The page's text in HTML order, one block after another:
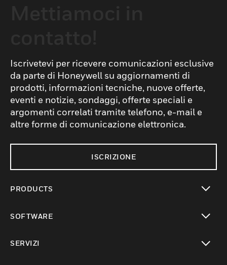
Iscrivetevi per ricevere comunicazioni esclusive
da parte di Honeywell su aggiornamenti di
prodotti, informazioni tecniche, nuove offerte,
eventi e notizie, sondaggi, offerte speciali e
argomenti correlati tramite telefono, e-mail e
altre forme di comunicazione elettronica.
ISCRIZIONE
PRODUCTS
SOFTWARE
SERVIZI